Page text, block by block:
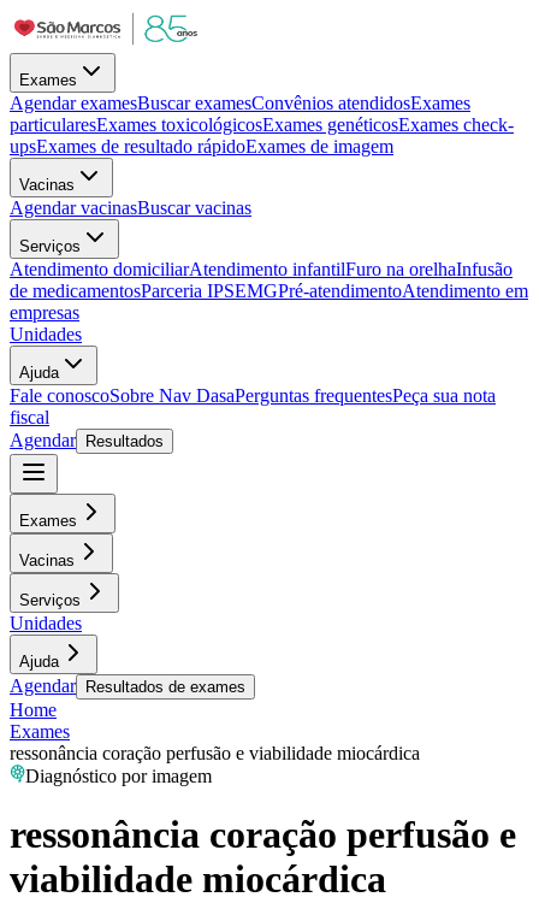
Exames
Agendar examesBuscar examesConvênios atendidosExames
particularesExames toxicológicosExames genéticosExames check-
upsExames de resultado rápidoExames de imagem
Vacinas
Agendar vacinasBuscar vacinas
Serviços
Atendimento domiciliarAtendimento infantilFuro na orelhaInfusão
de medicamentosParceria IPSEMGPré-atendimentoAtendimento em
empresas
Unidades
Ajuda
Fale conoscoSobre Nav DasaPerguntas frequentesPeça sua nota
fiscal
Agendar
Resultados
Exames
Vacinas
Serviços
Unidades
Ajuda
Agendar Resultados de exames
Home
Exames
ressonância coração perfusão e viabilidade miocárdica
Diagnóstico por imagem
ressonância coração perfusão e
viabilidade miocárdica